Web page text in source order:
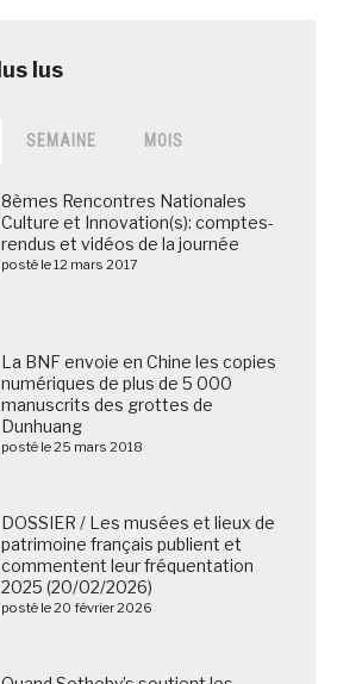
SEMAINE MOIS
8èmes Rencontres Nationales
Culture et Innovation(s): comptes-
rendus et vidéos de la journée
posté le 12 mars 2017
La BNF envoie en Chine les copies
numériques de plus de 5 000
manuscrits des grottes de
Dunhuang
posté le 25 mars 2018
DOSSIER / Les musées et lieux de
patrimoine français publient et
commentent leur fréquentation
2025 (20/02/2026)
posté le 20 février 2026